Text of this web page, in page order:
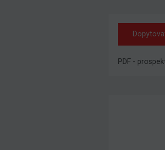
PDF -